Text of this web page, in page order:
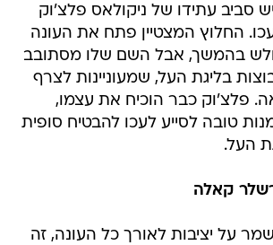
סביב עתידו של ניקולאס פלצ'וק
החלוץ המצטיין פתח את העונה
בהמשך, אבל השם שלו מסתובב
בליגת העל, שמעוניינות לצרף
פלצ'וק כבר הוכיח את עצמו,
טובה לסייע לעכו להבטיח סופית
העל.
קאלה
על יציבות לאורך כל העונה, זה